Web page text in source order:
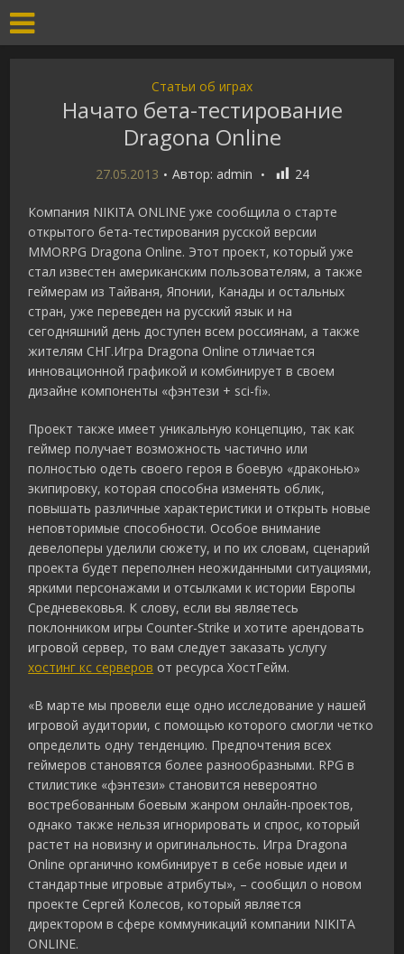
Статьи об играх
Начато бета-тестирование
Dragona Online
27.05.2013 Автор: admin 24
Компания NIKITA ONLINE уже сообщила о старте
открытого бета-тестирования русской версии
MMORPG Dragona Online. Этот проект, который уже
стал известен американским пользователям, а также
геймерам из Тайваня, Японии, Канады и остальных
стран, уже переведен на русский язык и на
сегодняшний день доступен всем россиянам, а также
жителям СНГ.Игра Dragona Online отличается
инновационной графикой и комбинирует в своем
дизайне компоненты «фэнтези + sci-fi».
Проект также имеет уникальную концепцию, так как
геймер получает возможность частично или
полностью одеть своего героя в боевую «драконью»
экипировку, которая способна изменять облик,
повышать различные характеристики и открыть новые
неповторимые способности. Особое внимание
девелоперы уделили сюжету, и по их словам, сценарий
проекта будет переполнен неожиданными ситуациями,
яркими персонажами и отсылками к истории Европы
Средневековья. К слову, если вы являетесь
поклонником игры Counter-Strike и хотите арендовать
игровой сервер, то вам следует заказать услугу
хостинг кс серверов от ресурса ХостГейм.
«В марте мы провели еще одно исследование у нашей
игровой аудитории, с помощью которого смогли четко
определить одну тенденцию. Предпочтения всех
геймеров становятся более разнообразными. RPG в
стилистике «фэнтези» становится невероятно
востребованным боевым жанром онлайн-проектов,
однако также нельзя игнорировать и спрос, который
растет на новизну и оригинальность. Игра Dragona
Online органично комбинирует в себе новые идеи и
стандартные игровые атрибуты», – сообщил о новом
проекте Сергей Колесов, который является
директором в сфере коммуникаций компании NIKITA
ONLINE.